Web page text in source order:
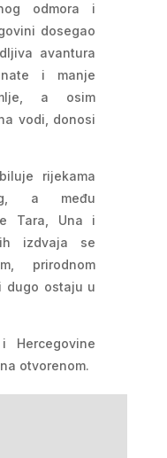
odmora i
dosegao
avantura
i manje
a osim
vodi, donosi
rijekama
a među
Tara, Una i
izdvaja se
prirodnom
dugo ostaju u
Hercegovine
otvorenom.